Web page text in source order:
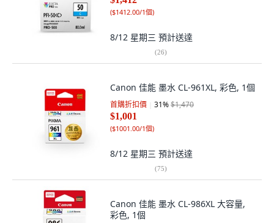
($1412.00/1個)
8/12 星期三 預計送達
(26)
Canon 佳能 墨水 CL-961XL, 彩色, 1個
首購折扣價 31%$1,470
$1,001
($1001.00/1個)
8/12 星期三 預計送達
(75)
Canon 佳能 墨水 CL-986XL 大容量,
彩色, 1個